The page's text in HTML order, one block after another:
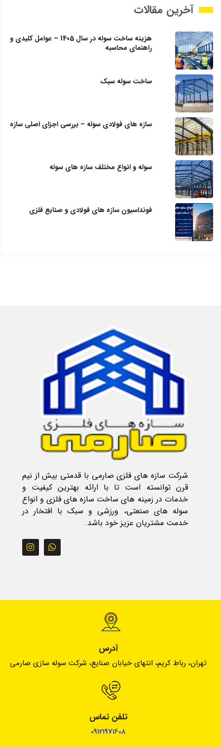
آخرین مقالات
هزینه ساخت سوله در سال 1405 – عوامل کلیدی و
راهنمای محاسبه
ساخت سوله سبک
سازه‌ های فولادی سوله – بررسی اجزای اصلی سازه
سوله و انواع مختلف سازه های سوله
فونداسیون سازه های فولادی و صنایع فلزی
شرکت سازه های فلزی صارمی با قدمتی بیش از نیم
قرن توانسته است تا با ارائه بهترین کیفیت و
خدمات در زمینه های ساخت سازه های فلزی و انواع
سوله های صنعتی، ورزشی و سبک با افتخار در
خدمت مشتریان عزیز خود باشد.
آدرس
تهران، رباط کریم، انتهای خیابان صنایع، شرکت سوله سازی صارمی
تلفن تماس
09121971608